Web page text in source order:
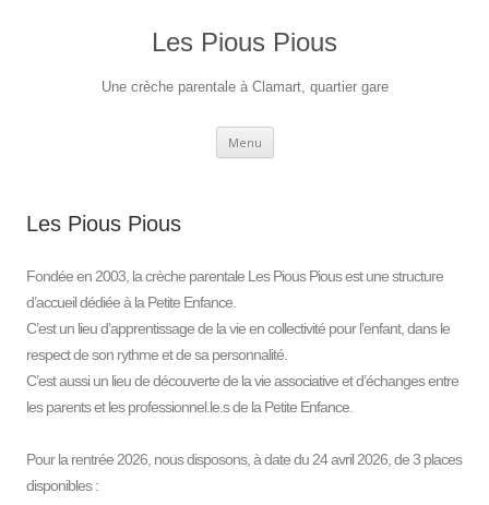
Les Pious Pious
Une crèche parentale à Clamart, quartier gare
Menu
Les Pious Pious
Fondée en 2003, la crèche parentale Les Pious Pious est une structure
d’accueil dédiée à la Petite Enfance.
C’est un lieu d’apprentissage de la vie en collectivité pour l’enfant, dans le
respect de son rythme et de sa personnalité.
C’est aussi un lieu de découverte de la vie associative et d’échanges entre
les parents et les professionnel.le.s de la Petite Enfance.
Pour la rentrée 2026, nous disposons, à date du 24 avril 2026, de 3 places
disponibles :